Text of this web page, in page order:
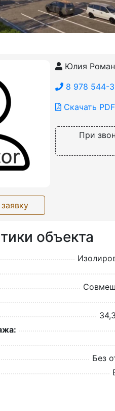
Юлия
8 978 544-
Скачать PDF
При
объекта
Без